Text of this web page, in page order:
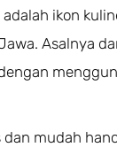
ikon
Asalnya
mudah